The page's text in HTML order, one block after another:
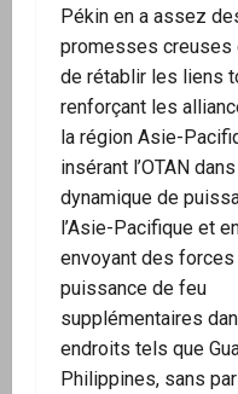
Pékin en a assez
promesses creuses
de rétablir les liens
renforçant les
la région Asie-
insérant l’OTAN
dynamique de
l’Asie-Pacifique et
envoyant des forces
puissance de feu
supplémentaires
endroits tels que
Philippines, sans